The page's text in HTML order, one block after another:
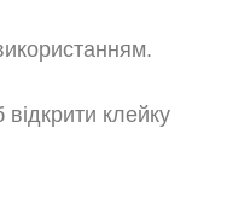
відкрити клейку